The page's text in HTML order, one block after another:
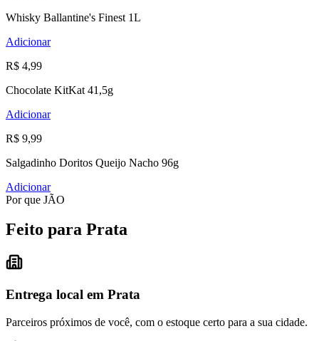
Whisky Ballantine's Finest 1L
Adicionar
R$ 4,99
Chocolate KitKat 41,5g
Adicionar
R$ 9,99
Salgadinho Doritos Queijo Nacho 96g
Adicionar
Por que JÃO
Feito para Prata
Entrega local em Prata
Parceiros próximos de você, com o estoque certo para a sua cidade.